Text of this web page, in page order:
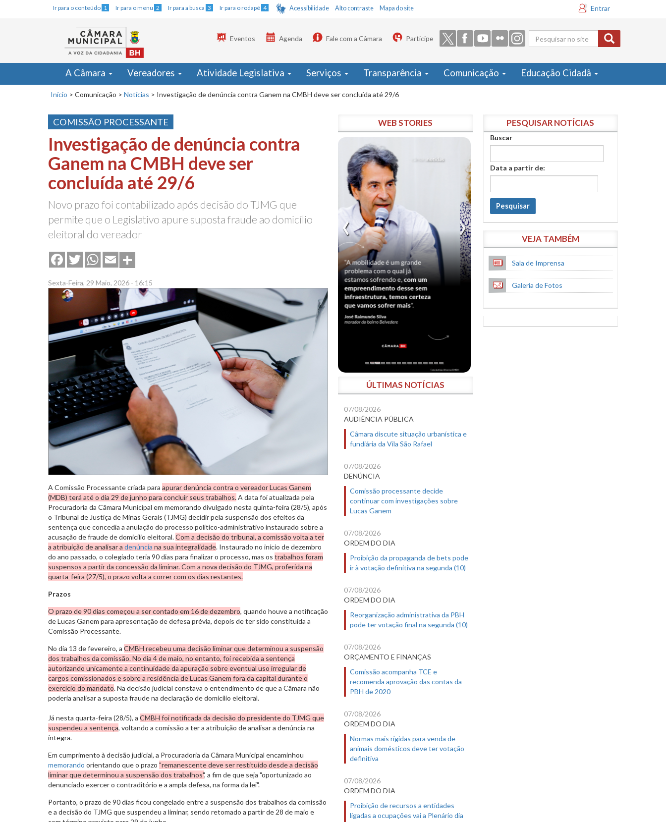
Ir para o conteúdo 1 Ir para o menu 2 Ir para a busca 3 Ir para o rodapé 4 Acessibilidade Alto contraste Mapa do site Entrar
Formulário
de busca
Eventos Agenda Fale com a Câmara Participe
A Câmara Vereadores Atividade Legislativa Serviços Transparência Comunicação Educação Cidadã
Início > Comunicação > Notícias > Investigação de denúncia contra Ganem na CMBH deve ser concluída até 29/6
COMISSÃO PROCESSANTE
Investigação de denúncia contra
Ganem na CMBH deve ser
concluída até 29/6
Novo prazo foi contabilizado após decisão do TJMG que
permite que o Legislativo apure suposta fraude ao domicílio
eleitoral do vereador
FacebookTwitterWhatsApp
Email
Sexta-Feira, 29 Maio, 2026 - 16:15
A Comissão Processante criada para apurar denúncia contra o vereador Lucas Ganem
(MDB) terá até o dia 29 de junho para concluir seus trabalhos.A data foi atualizada pela
Procuradoria da Câmara Municipal em memorando divulgado nesta quinta-feira (28/5), após
o Tribunal de Justiça de Minas Gerais (TJMG) decidir pela suspensão dos efeitos da
sentença que concedia a anulação do processo político-administrativo instaurado sobre a
acusação de fraude de domicílio eleitoral.Com a decisão do tribunal, a comissão volta a ter
a atribuição de analisar a denúncia na sua integralidade. Instaurado no início de dezembro
do ano passado, o colegiado teria 90 dias para finalizar o processo, mas os trabalhos foram
suspensos a partir da concessão da liminar. Com a nova decisão do TJMG, proferida na
quarta-feira (27/5), o prazo volta a correr com os dias restantes.
Prazos
O prazo de 90 dias começou a ser contado em 16 de dezembro, quando houve a notificação
de Lucas Ganem para apresentação de defesa prévia, depois de ter sido constituída a
Comissão Processante.
No dia 13 de fevereiro, a CMBH recebeu uma decisão liminar que determinou a suspensão
dos trabalhos da comissão. No dia 4 de maio, no entanto, foi recebida a sentença
autorizando unicamente a continuidade da apuração sobre eventual uso irregular de
cargos comissionados e sobre a residência de Lucas Ganem fora da capital durante o
exercício do mandato. Na decisão judicial constava o entendimento de que a Câmara não
poderia analisar a suposta fraude na declaração de domicílio eleitoral.
Já nesta quarta-feira (28/5), a CMBH foi notificada da decisão do presidente do TJMG que
suspendeu a sentença, voltando a comissão a ter a atribuição de analisar a denúncia na
íntegra.
Em cumprimento à decisão judicial, a Procuradoria da Câmara Municipal encaminhou
memorando orientando que o prazo "remanescente deve ser restituído desde a decisão
liminar que determinou a suspensão dos trabalhos", a fim de que seja "oportunizado ao
denunciado exercer o contraditório e a ampla defesa, na forma da lei".
Portanto, o prazo de 90 dias ficou congelado entre a suspensão dos trabalhos da comissão
e a decisão do TJMG que suspendeu a liminar, sendo retomado a partir de 28 de maio e
WEB STORIES
ÚLTIMAS NOTÍCIAS
07/08/2026
AUDIÊNCIA PÚBLICA
Câmara discute situação urbanística e
fundiária da Vila São Rafael
07/08/2026
DENÚNCIA
Comissão processante decide
continuar com investigações sobre
Lucas Ganem
07/08/2026
ORDEM DO DIA
Proibição da propaganda de bets pode
ir à votação definitiva na segunda (10)
07/08/2026
ORDEM DO DIA
Reorganização administrativa da PBH
pode ter votação final na segunda (10)
07/08/2026
ORÇAMENTO E FINANÇAS
Comissão acompanha TCE e
recomenda aprovação das contas da
PBH de 2020
07/08/2026
ORDEM DO DIA
Normas mais rígidas para venda de
animais domésticos deve ter votação
definitiva
07/08/2026
ORDEM DO DIA
Proibição de recursos a entidades
ligadas a ocupações vai a Plenário dia
PESQUISAR NOTÍCIAS
Buscar
Data a partir de:
Pesquisar
VEJA TAMBÉM
Sala de Imprensa
Galeria de Fotos